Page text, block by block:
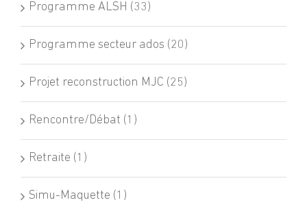
Programme ALSH (33)
Programme secteur ados (20)
Projet reconstruction MJC (25)
Rencontre/Débat (1)
Retraite (1)
Simu-Maquette (1)